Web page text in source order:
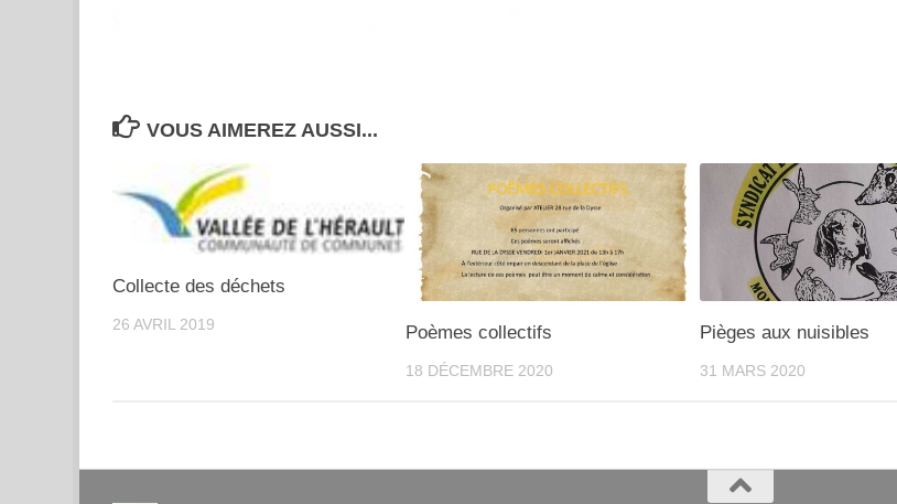
VOUS AIMEREZ AUSSI...
Collecte des déchets
26 AVRIL 2019 Poèmes collectifs
18 DÉCEMBRE 2020
Pièges aux nuisibles
31 MARS 2020